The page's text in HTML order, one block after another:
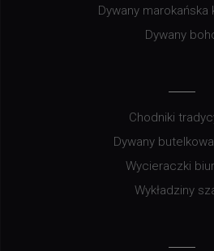
Dywany marokańska
Dywany
Chodniki
Dywany
Wycieraczki
Wykładziny